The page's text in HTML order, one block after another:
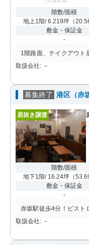
階数/面積
地上1階/ 6.219坪 （
敷金・保証金
-
1階路面、テイクアウト
取扱会社: －
募集終了 港区（赤
居抜き譲渡
階数/面積
地下1階/ 16.24坪 （
敷金・保証金
-
赤坂駅徒歩4分！ビスト
取扱会社: －